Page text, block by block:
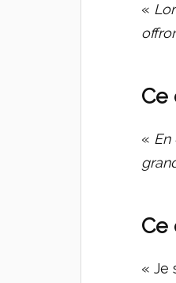
«
Ce
« En
Ce
« Je